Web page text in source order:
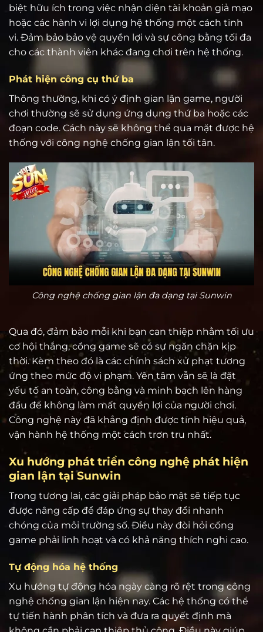
biệt hữu ích trong việc nhận diện tài khoản giả mạo
hoặc các hành vi lợi dụng hệ thống một cách tinh
vi. Đảm bảo bảo vệ quyền lợi và sự công bằng tối đa
cho các thành viên khác đang chơi trên hệ thống.
Phát hiện công cụ thứ ba
Thông thường, khi có ý định gian lận game, người
chơi thường sẽ sử dụng ứng dụng thứ ba hoặc các
đoạn code. Cách này sẽ không thể qua mặt được hệ
thống với công nghệ chống gian lận tối tân.
Công nghệ chống gian lận đa dạng tại Sunwin
Qua đó, đảm bảo mỗi khi bạn can thiệp nhằm tối ưu
cơ hội thắng, cổng game sẽ có sự ngăn chặn kịp
thời. Kèm theo đó là các chính sách xử phạt tương
ứng theo mức độ vi phạm. Yên tâm vẫn sẽ là đặt
yếu tố an toàn, công bằng và minh bạch lên hàng
đầu để không làm mất quyền lợi của người chơi.
Công nghệ này đã khẳng định được tính hiệu quả,
vận hành hệ thống một cách trơn tru nhất.
Xu hướng phát triển công nghệ phát hiện
gian lận tại Sunwin
Trong tương lai, các giải pháp bảo mật sẽ tiếp tục
được nâng cấp để đáp ứng sự thay đổi nhanh
chóng của môi trường số. Điều này đòi hỏi cổng
game phải linh hoạt và có khả năng thích nghi cao.
Tự động hóa hệ thống
Xu hướng tự động hóa ngày càng rõ rệt trong công
nghệ chống gian lận hiện nay. Các hệ thống có thể
tự tiến hành phân tích và đưa ra quyết định mà